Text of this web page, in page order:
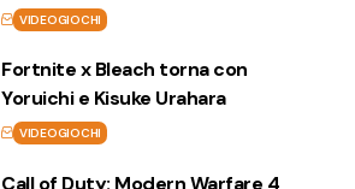
VIDEOGIOCHI
Fortnite x Bleach torna con
Yoruichi e Kisuke Urahara
VIDEOGIOCHI
Call of Duty: Modern Warfare 4